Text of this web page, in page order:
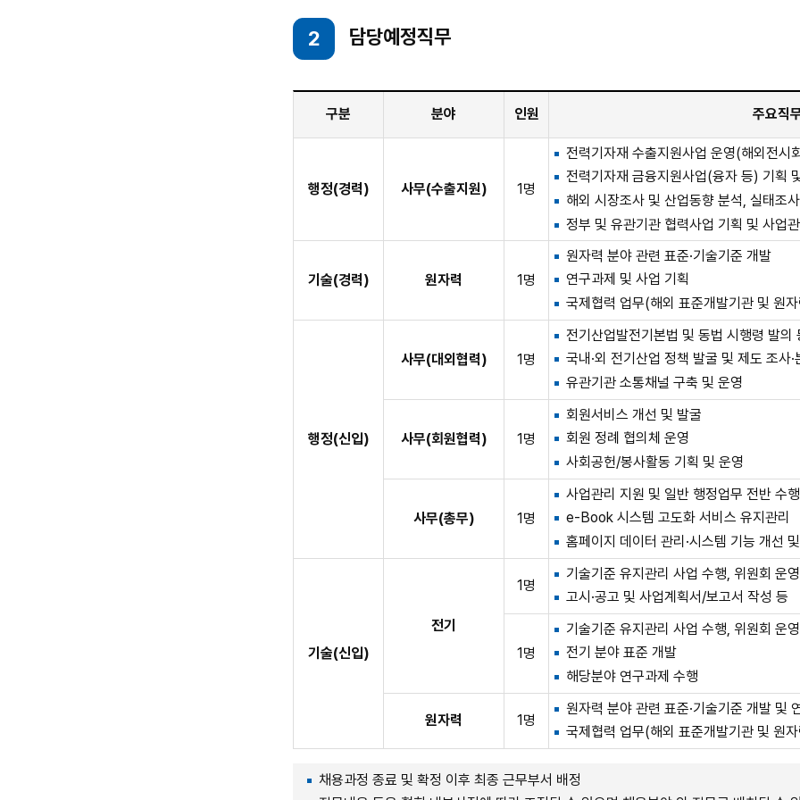
2 담당예정직무
예
구분 분야 인원 주요직
행정(경력) 사무(수출지원) 1명
전력기자재 수출지원사업 운영(해외전시
전력기자재 금융지원사업(융자 등) 기획
해외 시장조사 및 산업동향 분석, 실태조
정부 및 유관기관 협력사업 기획 및 사업
기술(경력) 원자력 1명
원자력 분야 관련 표준·기술기준 개발
연구과제 및 사업 기획
국제협력 업무(해외 표준개발기관 및 원
행정(신입)
사무(대외협력) 1명
전기산업발전기본법 및 동법 시행령 발의
국내·외 전기산업 정책 발굴 및 제도 조사·
유관기관 소통채널 구축 및 운영
사무(회원협력) 1명
회원서비스 개선 및 발굴
회원 정례 협의체 운영
사회공헌/봉사활동 기획 및 운영
사무(총무) 1명
사업관리 지원 및 일반 행정업무 전반 수행
e-Book 시스템 고도화 서비스 유지관리
홈페이지 데이터 관리·시스템 기능 개선
기술(신입)
전기
1명
기술기준 유지관리 사업 수행, 위원회 운영
고시·공고 및 사업계획서/보고서 작성 등
1명
기술기준 유지관리 사업 수행, 위원회 운
전기 분야 표준 개발
해당분야 연구과제 수행
원자력 1명
원자력 분야 관련 표준·기술기준 개발 및
국제협력 업무(해외 표준개발기관 및 원
채용과정 종료 및 확정 이후 최종 근무부서 배정